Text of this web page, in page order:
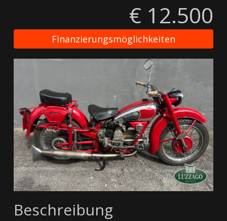
€ 12.500
Finanzierungsmöglichkeiten
Beschreibung